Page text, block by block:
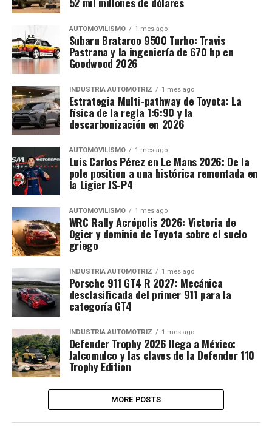
AUTOMOVILISMO 1 mes ago
Subaru Brataroo 9500 Turbo: Travis
Pastrana y la ingeniería de 670 hp en
Goodwood 2026
INDUSTRIA AUTOMOTRIZ 1 mes ago
Estrategia Multi-pathway de Toyota: La
física de la regla 1:6:90 y la
descarbonización en 2026
AUTOMOVILISMO 1 mes ago
Luis Carlos Pérez en Le Mans 2026: De la
pole position a una histórica remontada en
la Ligier JS-P4
AUTOMOVILISMO 1 mes ago
WRC Rally Acrópolis 2026: Victoria de
Ogier y dominio de Toyota sobre el suelo
griego
INDUSTRIA AUTOMOTRIZ 1 mes ago
Porsche 911 GT4 R 2027: Mecánica
desclasificada del primer 911 para la
categoría GT4
INDUSTRIA AUTOMOTRIZ 1 mes ago
Defender Trophy 2026 llega a México:
Jalcomulco y las claves de la Defender 110
Trophy Edition
MORE POSTS